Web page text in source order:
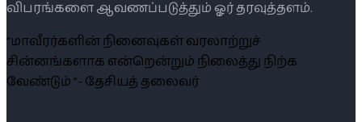
விபரங்களை ஆவணப்படுத்தும் ஓர் தரவுத்தளம்.
“மாவீரர்களின் நினைவுகள் வரலாற்றுச்
சின்னங்களாக என்றென்றும் நிலைத்து நிற்க
வேண்டும் ”- தேசியத் தலைவர்